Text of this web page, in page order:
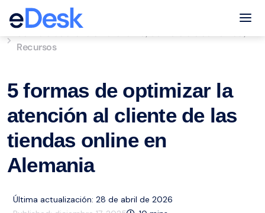
eCommerce Support Central
Recursos
5 formas de optimizar la
atención al cliente de las
tiendas online en
Alemania
Última actualización: 28 de abril de 2026